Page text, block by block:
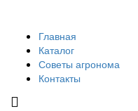
Главная
Каталог
Советы агронома
Контакты